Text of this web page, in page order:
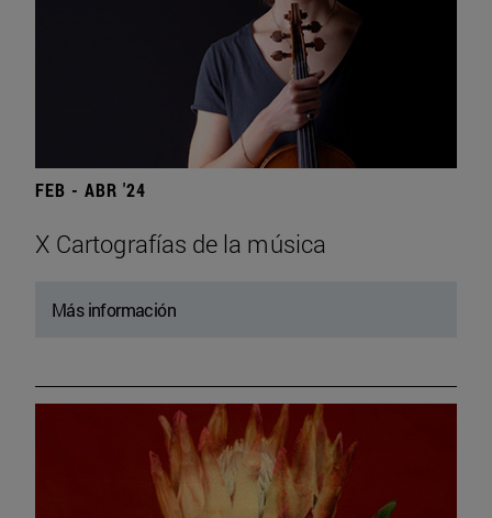
FEB - ABR '24
X Cartografías de la música
Más información